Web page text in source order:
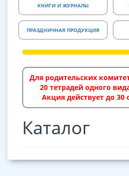
КНИГИ И ЖУРНАЛЫ
ПРАЗДНИЧНАЯ ПРОДУКЦИЯ
Для родительских
20 тетрадей одного
Акция действует до 30
Каталог